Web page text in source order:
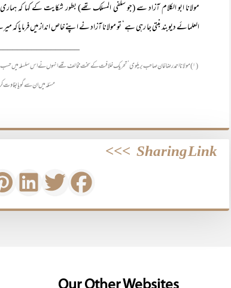
مولانا ابو الکلام آزاد سے (جو سلفی المسلک تھے) بطور شکایت کے کہا کہ
العلمائے دیوبند بنتی جا رہی ہے‘ تو مولانا آزاد نے اپنے خاص انداز میں فرمایا
(۱) مولانا احمد رضا خان صاحب بریلوی‘ تحریک خلافت کے سخت مخالف تھے انہوں نے اس سلسلہ میں حسب
مسئلہ میں ان سے گویا بغاوت
Sharing Link
>>>